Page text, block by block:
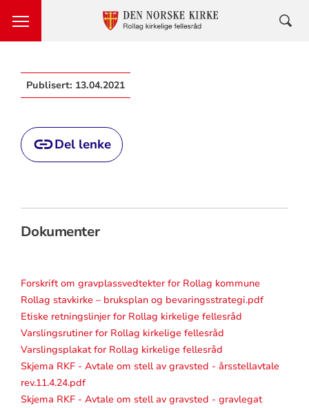
Publisert: 13.04.2021
Del lenke
Dokumenter
Forskrift om gravplassvedtekter for Rollag kommune
Rollag stavkirke – bruksplan og bevaringsstrategi.pdf
Etiske retningslinjer for Rollag kirkelige fellesråd
Varslingsrutiner for Rollag kirkelige fellesråd
Varslingsplakat for Rollag kirkelige fellesråd
Skjema RKF - Avtale om stell av gravsted - årsstellavtale
rev.11.4.24.pdf
Skjema RKF - Avtale om stell av gravsted - gravlegat